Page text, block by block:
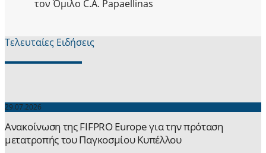
τον Όμιλο C.A. Papaellinas
Τελευταίες Ειδήσεις
29.07.2026
Ανακοίνωση της FIFPRO Europe για την πρόταση
μετατροπής του Παγκοσμίου Κυπέλλου